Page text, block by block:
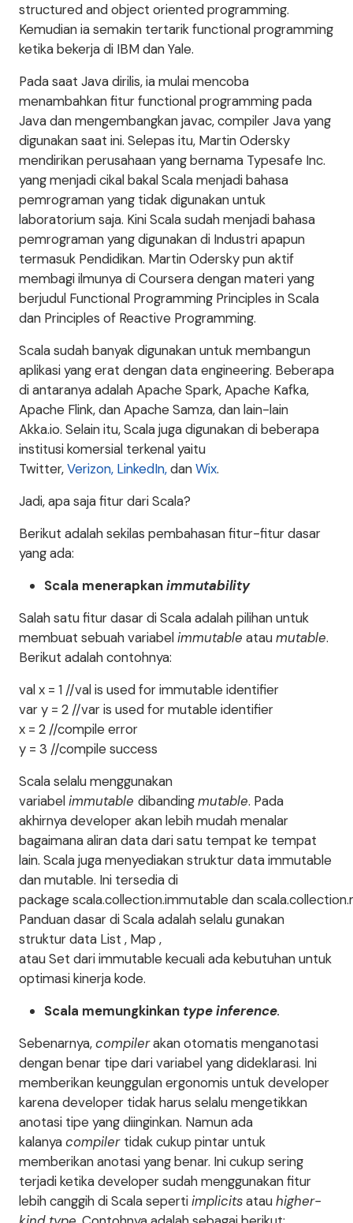
structured and object oriented programming.
Kemudian ia semakin tertarik functional programming
ketika bekerja di IBM dan Yale.
Pada saat Java dirilis, ia mulai mencoba
menambahkan fitur functional programming pada
Java dan mengembangkan javac, compiler Java yang
digunakan saat ini. Selepas itu, Martin Odersky
mendirikan perusahaan yang bernama Typesafe Inc.
yang menjadi cikal bakal Scala menjadi bahasa
pemrograman yang tidak digunakan untuk
laboratorium saja. Kini Scala sudah menjadi bahasa
pemrograman yang digunakan di Industri apapun
termasuk Pendidikan. Martin Odersky pun aktif
membagi ilmunya di Coursera dengan materi yang
berjudul Functional Programming Principles in Scala
dan Principles of Reactive Programming.
Scala sudah banyak digunakan untuk membangun
aplikasi yang erat dengan data engineering. Beberapa
di antaranya adalah Apache Spark, Apache Kafka,
Apache Flink, dan Apache Samza, dan lain-lain
Akka.io. Selain itu, Scala juga digunakan di beberapa
institusi komersial terkenal yaitu
Twitter,Verizon, LinkedIn,danWix.
Jadi, apa saja fitur dari Scala?
Berikut adalah sekilas pembahasan fitur-fitur dasar
yang ada:
Scala menerapkanimmutability
Salah satu fitur dasar di Scala adalah pilihan untuk
membuat sebuah variabelimmutable ataumutable.
Berikut adalah contohnya:
val x = 1 //val is used for immutable identifier
var y = 2 //var is used for mutable identifier
x = 2 //compile error
y = 3 //compile success
Scala selalu menggunakan
variabelimmutable dibandingmutable. Pada
akhirnya developer akan lebih mudah menalar
bagaimana aliran data dari satu tempat ke tempat
lain. Scala juga menyediakan struktur data immutable
dan mutable. Ini tersedia di
package scala.collection.immutable dan
Panduan dasar di Scala adalah selalu gunakan
struktur data List , Map ,
atau Set dari immutable kecuali ada kebutuhan untuk
optimasi kinerja kode.
Scala memungkinkan type inference.
Sebenarnya,compilerakan otomatis menganotasi
dengan benar tipe dari variabel yang dideklarasi. Ini
memberikan keunggulan ergonomis untuk developer
karena developer tidak harus selalu mengetikkan
anotasi tipe yang diinginkan. Namun ada
kalanyacompiler tidak cukup pintar untuk
memberikan anotasi yang benar. Ini cukup sering
terjadi ketika developer sudah menggunakan fitur
lebih canggih di Scala sepertiimplicitsatauhigher-